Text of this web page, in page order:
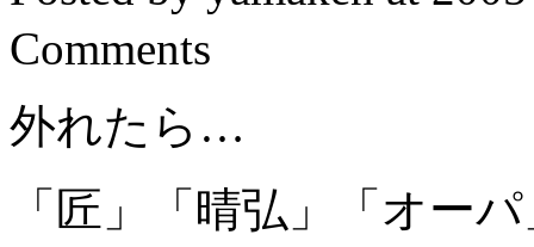
Comments
外れたら…
「匠」「晴弘」「オー